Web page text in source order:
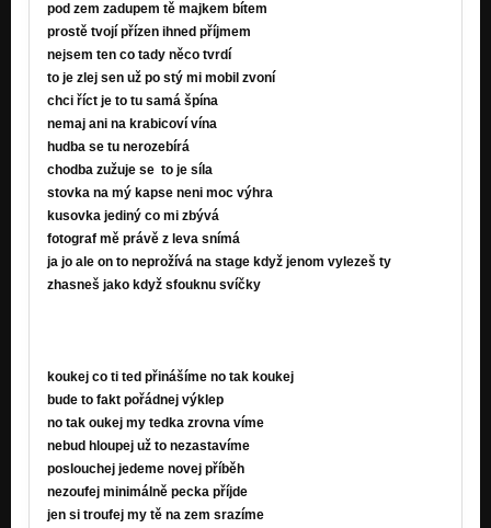
pod zem zadupem tě majkem bítem
prostě tvojí přízen ihned příjmem
nejsem ten co tady něco tvrdí
to je zlej sen už po stý mi mobil zvoní
chci říct je to tu samá špína
nemaj ani na krabicoví vína
hudba se tu nerozebírá
chodba zužuje se to je síla
stovka na mý kapse neni moc výhra
kusovka jediný co mi zbývá
fotograf mě právě z leva snímá
ja jo ale on to neprožívá na stage když jenom vylezeš ty
zhasneš jako když sfouknu svíčky
koukej co ti ted přinášíme no tak koukej
bude to fakt pořádnej výklep
no tak oukej my tedka zrovna víme
nebud hloupej už to nezastavíme
poslouchej jedeme novej příběh
nezoufej minimálně pecka příjde
jen si troufej my tě na zem srazíme